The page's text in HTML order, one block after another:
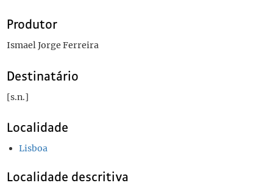
Produtor
Ismael Jorge Ferreira
Destinatário
[s.n.]
Localidade
Lisboa
Localidade descritiva